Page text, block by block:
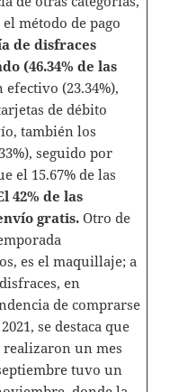
método de pago
de disfraces
(46.34% de las
(23.34%),
de débito
también los
seguido por
el 15.67% de las
42% de las
gratis. Otro de
es el maquillaje; a
en
de comprarse
se destaca que
realizaron un mes
tuvo un